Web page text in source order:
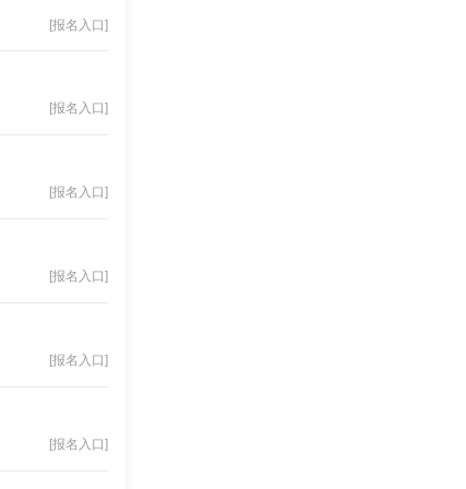
[报名入口]
[报名入口]
[报名入口]
[报名入口]
[报名入口]
[报名入口]